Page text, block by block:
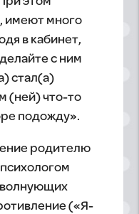
имеют много
в кабинет,
с ним
стал(а)
(ней) что-то
подожду».
родителю
волнующих
(«Я-